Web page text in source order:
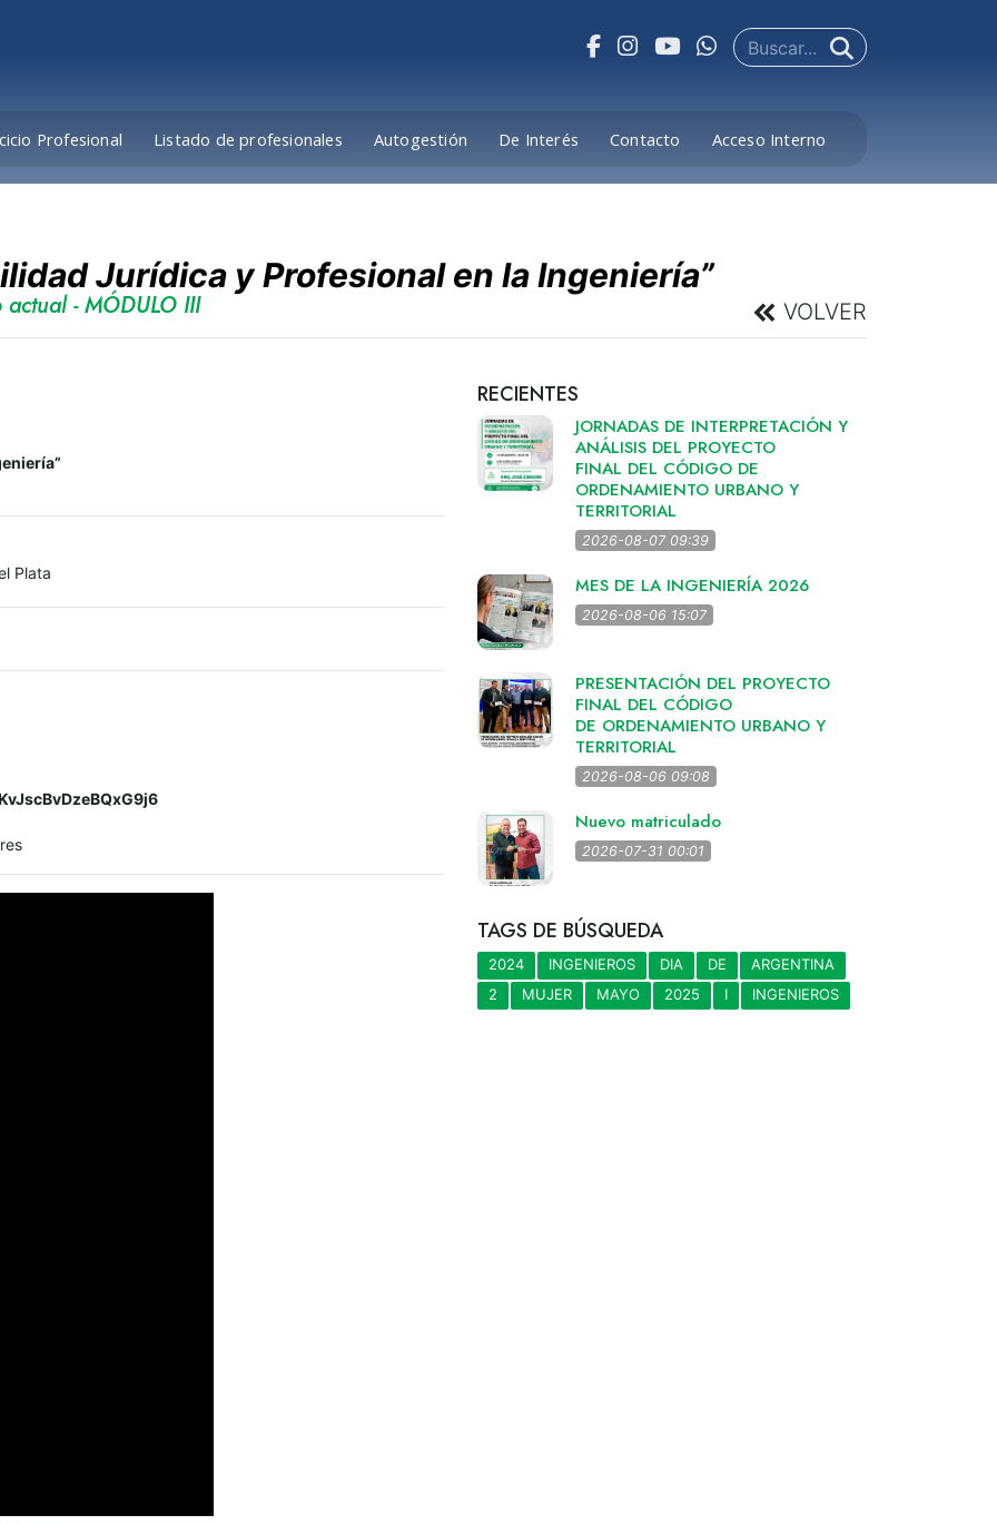
Profesional Listado de profesionales Autogestión De Interés Contacto Acceso Interno
Jurídica y Profesional en la Ingeniería”
- MÓDULO III VOLVER
Plata
RECIENTES
JORNADAS DE INTERPRETACIÓN Y
ANÁLISIS DEL PROYECTO
FINAL DEL CÓDIGO DE
ORDENAMIENTO URBANO Y
TERRITORIAL
2026-08-07 09:39
MES DE LA INGENIERÍA 2026
2026-08-06 15:07
PRESENTACIÓN DEL PROYECTO
FINAL DEL CÓDIGO
DE ORDENAMIENTO URBANO Y
TERRITORIAL
2026-08-06 09:08
Nuevo matriculado
2026-07-31 00:01
TAGS DE BÚSQUEDA
2024 INGENIEROS DIA DE
ARGENTINA
2
MUJER MAYO 2025 I INGENIEROS